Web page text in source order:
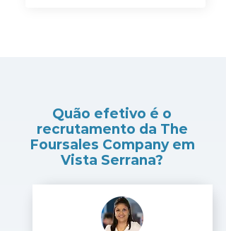
Quão efetivo é o
recrutamento da The
Foursales Company em
Vista Serrana?